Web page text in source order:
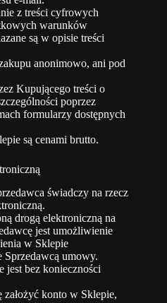
z treści cyfrowych
warunków
są w opisie treści
anonimowo, ani pod
Kupującego treści o
poprzez
formularzy dostępnych
są cenami brutto.
świadczy na rzecz
drogą elektroniczną na
jest umożliwienie
w Sklepie
Sprzedawcą umowy.
jest bez konieczności
konto w Sklepie,